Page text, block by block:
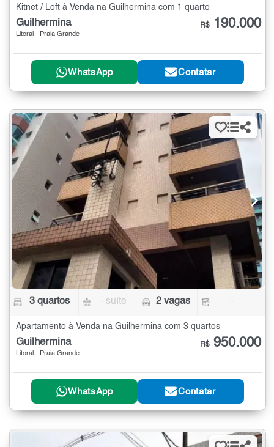
Kitnet / Loft à Venda na Guilhermina com 1 quarto
Guilhermina
Litoral - Praia Grande
R$ 190.000
WhatsApp Contatar
3 quartos - suíte 2 vagas -
Apartamento à Venda na Guilhermina com 3 quartos
Guilhermina
Litoral - Praia Grande
R$ 950.000
WhatsApp Contatar